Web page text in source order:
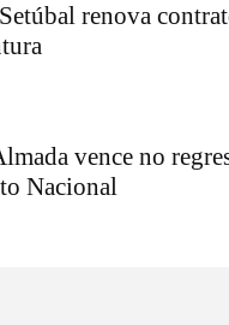
renova
vence no
Nacional